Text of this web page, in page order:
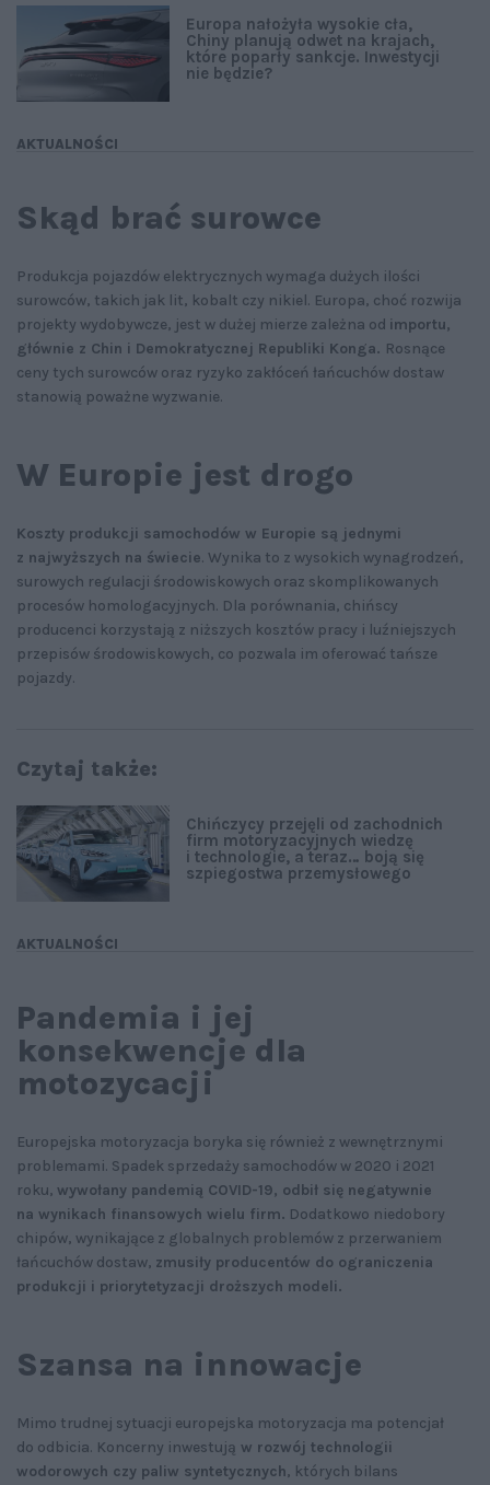
AKTUALNOŚCI
Europa nałożyła wysokie cła,
Chiny planują odwet na krajach,
które poparły sankcje. Inwestycji
nie będzie?
Skąd brać surowce
Produkcja pojazdów elektrycznych wymaga dużych ilości
surowców, takich jak lit, kobalt czy nikiel. Europa, choć rozwija
projekty wydobywcze, jest w dużej mierze zależna od importu,
głównie z Chin i Demokratycznej Republiki Konga. Rosnące
ceny tych surowców oraz ryzyko zakłóceń łańcuchów dostaw
stanowią poważne wyzwanie.
W Europie jest drogo
Koszty produkcji samochodów w Europie są jednymi
z najwyższych na świecie. Wynika to z wysokich wynagrodzeń,
surowych regulacji środowiskowych oraz skomplikowanych
procesów homologacyjnych. Dla porównania, chińscy
producenci korzystają z niższych kosztów pracy i luźniejszych
przepisów środowiskowych, co pozwala im oferować tańsze
pojazdy.
Czytaj także:
AKTUALNOŚCI
Chińczycy przejęli od zachodnich
firm motoryzacyjnych wiedzę
i technologie, a teraz… boją się
szpiegostwa przemysłowego
Pandemia i jej
konsekwencje dla
motozycacji
Europejska motoryzacja boryka się również z wewnętrznymi
problemami. Spadek sprzedaży samochodów w 2020 i 2021
roku, wywołany pandemią COVID-19, odbił się negatywnie
na wynikach finansowych wielu firm. Dodatkowo niedobory
chipów, wynikające z globalnych problemów z przerwaniem
łańcuchów dostaw, zmusiły producentów do ograniczenia
produkcji i priorytetyzacji droższych modeli.
Szansa na innowacje
Mimo trudnej sytuacji europejska motoryzacja ma potencjał
do odbicia. Koncerny inwestują w rozwój technologii
wodorowych czy paliw syntetycznych, których bilans